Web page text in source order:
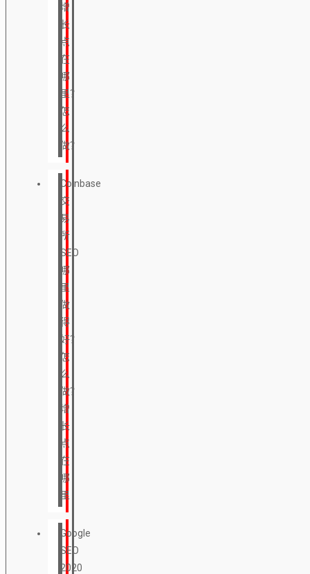
增
长
点
在
哪
里？
怎
么
做？
Coinbase
交
易
所
SEO
哪
里
做
得
好？
怎
么
做？
增
长
点
在
哪
里
Google
SEO
2020